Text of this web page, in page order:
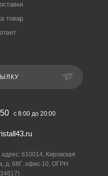
товар
с 8:00 до 20:00
610014, Кировская
д. 68Г, офис 10, ОГРН